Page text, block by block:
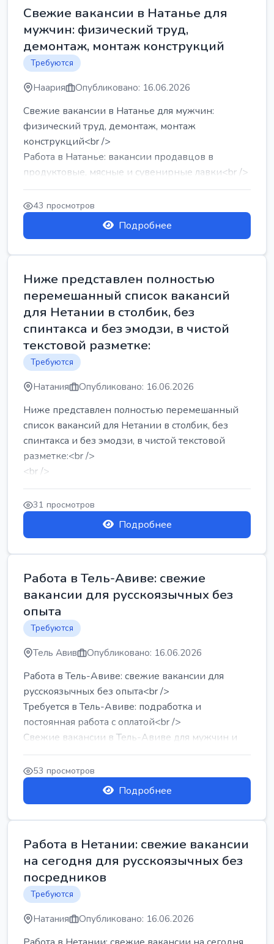
Свежие вакансии в Натанье для
мужчин: физический труд,
демонтаж, монтаж конструкций
Требуются
Наария Опубликовано: 16.06.2026
Свежие вакансии в Натанье для мужчин:
физический труд, демонтаж, монтаж
конструкций<br />
Работа в Натанье: вакансии продавцов в
продуктовые, мясные и сувенирные лавки<br />
Разнорабочий на сборку м...
43 просмотров
Подробнее
Ниже представлен полностью
перемешанный список вакансий
для Нетании в столбик, без
спинтакса и без эмодзи, в чистой
текстовой разметке:
Требуются
Натания Опубликовано: 16.06.2026
Ниже представлен полностью перемешанный
список вакансий для Нетании в столбик, без
спинтакса и без эмодзи, в чистой текстовой
разметке:<br />
<br />
Работа в Нетании на мебельном производстве:
требу...
31 просмотров
Подробнее
Работа в Тель-Авиве: свежие
вакансии для русскоязычных без
опыта
Требуются
Тель Авив Опубликовано: 16.06.2026
Работа в Тель-Авиве: свежие вакансии для
русскоязычных без опыта<br />
Требуется в Тель-Авиве: подработка и
постоянная работа с оплатой<br />
Свежие вакансии в Тель-Авиве для мужчин и
женщин от хозя...
53 просмотров
Подробнее
Работа в Нетании: свежие вакансии
на сегодня для русскоязычных без
посредников
Требуются
Натания Опубликовано: 16.06.2026